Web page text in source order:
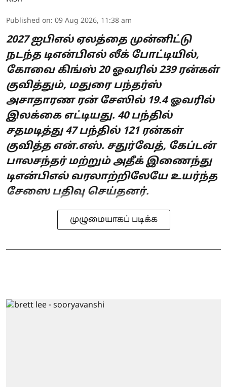
Published on: 09 Aug 2026, 11:38 am
2027 ஐபிஎல் ஏலத்தை முன்னிட்டு
நடந்த டிஎன்பிஎல் லீக் போட்டியில்,
கோவை கிங்ஸ் 20 ஓவரில் 239 ரன்கள்
குவித்தும், மதுரை பந்தர்ஸ்
அசாதாரண ரன் சேஸில் 19.4 ஓவரில்
இலக்கை எட்டியது. 40 பந்தில்
சதமடித்து 47 பந்தில் 121 ரன்கள்
குவித்த என்.எஸ். சதுர்வேத், கேப்டன்
பாலசந்தர் மற்றும் அதீக் இணைந்து
டிஎன்பிஎல் வரலாற்றிலேயே உயர்ந்த
சேஸை பதிவு செய்தனர்.
முழுமையாகப் படிக்க